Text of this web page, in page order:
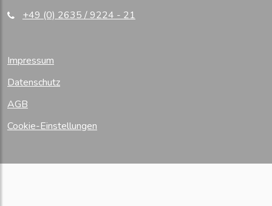
+49 (0) 2635 / 9224 - 21
Impressum
Datenschutz
AGB
Cookie-Einstellungen